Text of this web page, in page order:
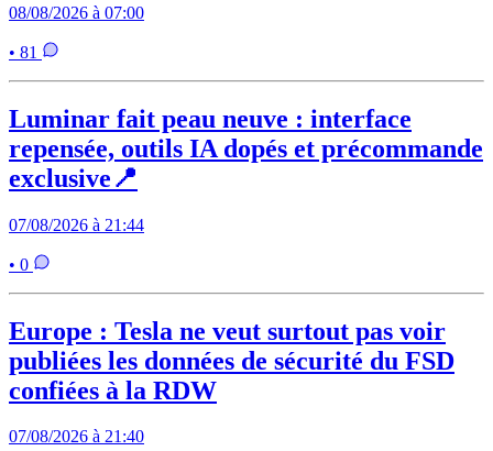
08/08/2026 à 07:00
• 81
Luminar fait peau neuve : interface
repensée, outils IA dopés et précommande
exclusive📍
07/08/2026 à 21:44
• 0
Europe : Tesla ne veut surtout pas voir
publiées les données de sécurité du FSD
confiées à la RDW
07/08/2026 à 21:40